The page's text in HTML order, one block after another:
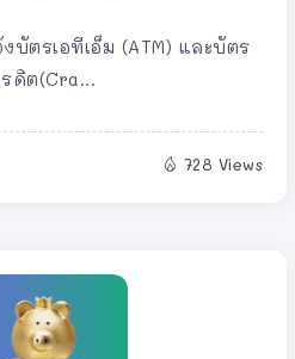
บัตรเอทีเอ็ม (ATM) และบัตร
ดิต(Cra...
728 Views